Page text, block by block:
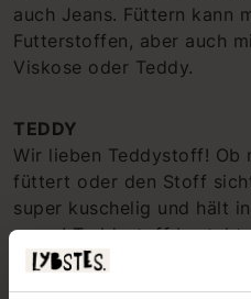
auch Jeans. Füttern kann
Futterstoffen, aber auch
Viskose oder Teddy.
TEDDY
Wir lieben Teddystoff! Ob
füttert oder den Stoff
super kuschelig und hält
warm! Teddystoff besteht
Mittlerweile gibt es ihn
Baumwollqualitäten!